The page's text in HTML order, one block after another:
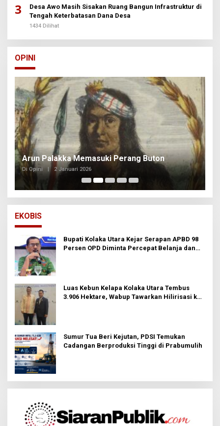
3
Desa Awo Masih Sisakan Ruang Bangun Infrastruktur di
Tengah Keterbatasan Dana Desa
1434 Dilihat
OPINI
Arun Palakka Memasuki Perang Buton
Di Opini 2 Januari 2026
EKOBIS
Bupati Kolaka Utara Kejar Serapan APBD 98
Persen OPD Diminta Percepat Belanja dan
Luas Kebun Kelapa Kolaka Utara Tembus
3.906 Hektare, Wabup Tawarkan Hilirisasi ke
Sumur Tua Beri Kejutan, PDSI Temukan
Cadangan Berproduksi Tinggi di Prabumulih